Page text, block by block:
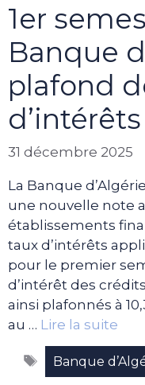
1er
Banque
plafond
31 décembre 2025
La Banque
une nouvelle note
établissements
taux d’intérêts
pour le premier
d’intérêt des
ainsi plafonnés à
au … Lire la suite
Étiquettes
Banque